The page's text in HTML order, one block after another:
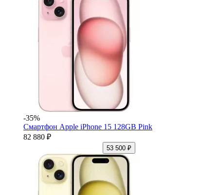
-35%
Смартфон Apple iPhone 15 128GB Pink
82 880 ₽
53 500 ₽